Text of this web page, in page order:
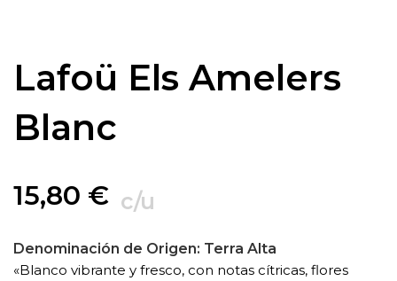
Lafoü Els Amelers
Blanc
15,80 € c/u
Denominación de Origen: Terra Alta
«Blanco vibrante y fresco, con notas cítricas, flores